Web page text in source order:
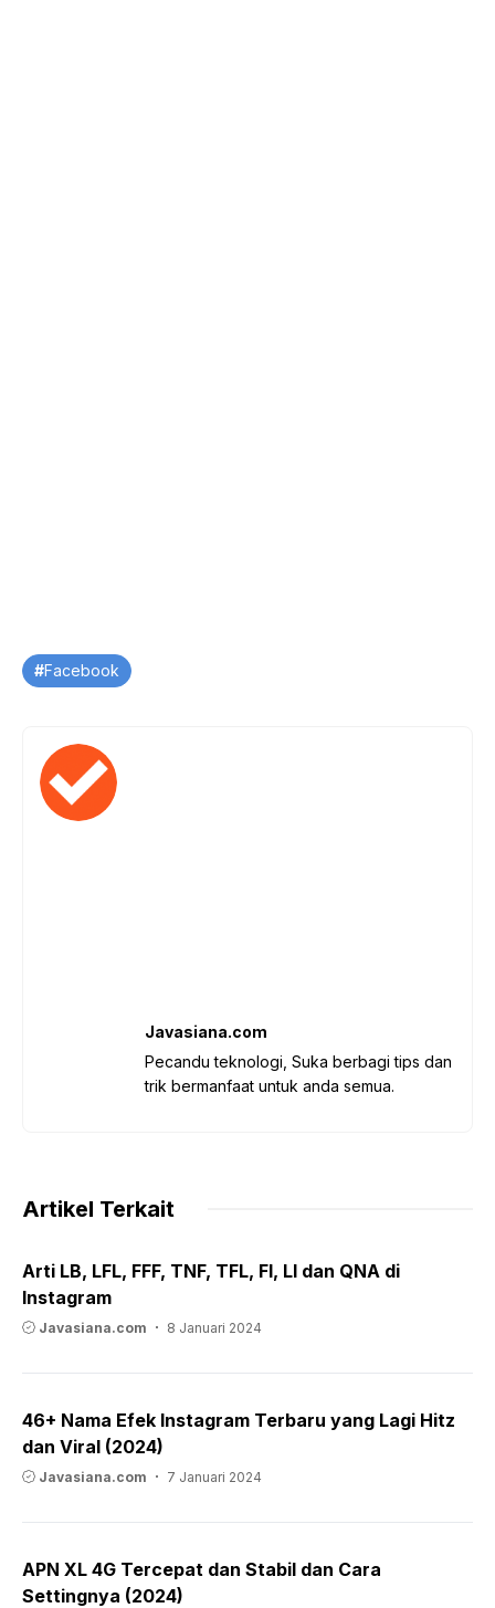
TagFacebook
Javasiana.com
Pecandu teknologi, Suka berbagi tips dan
trik bermanfaat untuk anda semua.
Artikel Terkait
Arti LB, LFL, FFF, TNF, TFL, FI, LI dan QNA di
Instagram
Javasiana.com 8 Januari 2024
46+ Nama Efek Instagram Terbaru yang Lagi Hitz
dan Viral (2024)
Javasiana.com 7 Januari 2024
APN XL 4G Tercepat dan Stabil dan Cara
Settingnya (2024)